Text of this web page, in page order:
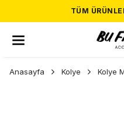
TÜM
Anasayfa Kolye Kolye